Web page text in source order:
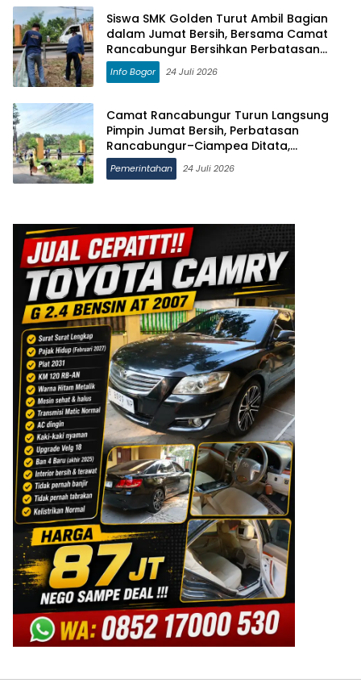
Siswa SMK Golden Turut Ambil Bagian
dalam Jumat Bersih, Bersama Camat
Rancabungur Bersihkan Perbatasan
Rancabungur–Ciampea
Info Bogor 24 Juli 2026
Camat Rancabungur Turun Langsung
Pimpin Jumat Bersih, Perbatasan
Rancabungur–Ciampea Ditata,
Jembatan Akan Dicat Merah Putih
Pemerintahan 24 Juli 2026